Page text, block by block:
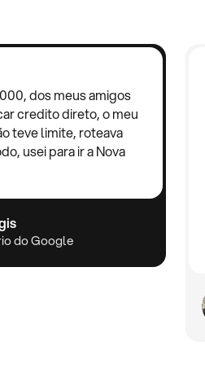
dos meus amigos
credito direto, o meu
teve limite, roteava
usei para ir a Nova
do Google